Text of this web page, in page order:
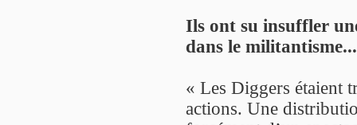
Ils ont su insuffler
dans le militantisme...
« Les Diggers étaient
actions. Une